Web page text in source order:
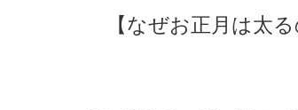
【なぜお正月は太る